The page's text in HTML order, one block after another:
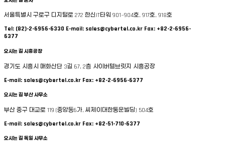
서울특별시 구로구 디지털로 272 한신IT타워 901~904호, 917호, 918호
Tel: (82)-2-6956-6330 E-mail: sales@cybertel.co.kr Fax: +82-2-6956-
6377
오시는 길시흥공장
경기도 시흥시 매화산단 3길 67, 2층 사이버텔브릿지 시흥공장
E-mail: sales@cybertel.co.kr Fax: +82-2-6956-6377
오시는 길부산 사무소
부산 중구 대교로 119 (중앙동6가, 씨제이대한통운빌딩) 504호
E-mail: sales@cybertel.co.kr Fax: +82-51-710-6377
오시는 길독일 사무소